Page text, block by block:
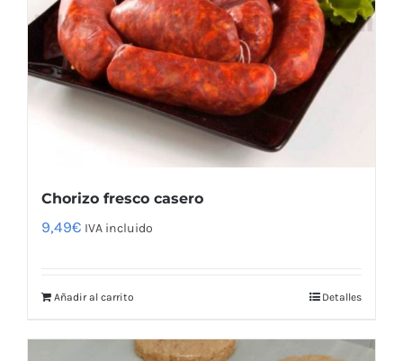
Chorizo fresco casero
9,49€ IVA incluido
Añadir al carrito Detalles